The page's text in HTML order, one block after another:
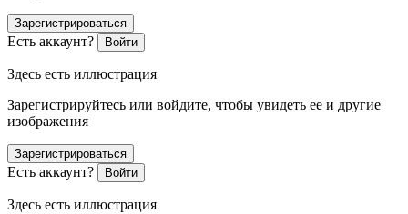
Зарегистрироваться
Есть аккаунт? Войти
Здесь есть иллюстрация
Зарегистрируйтесь или войдите, чтобы увидеть ее и другие
изображения
Зарегистрироваться
Есть аккаунт? Войти
Здесь есть иллюстрация